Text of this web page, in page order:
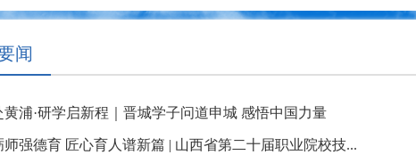
闻
黄浦·研学启新程｜晋城学子问道申城 感悟中国力量
师强德育 匠心育人谱新篇 | 山西省第二十届职业院校技...